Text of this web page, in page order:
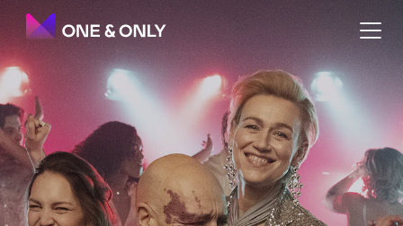
Elsk Mig I Nat vender tilbage!